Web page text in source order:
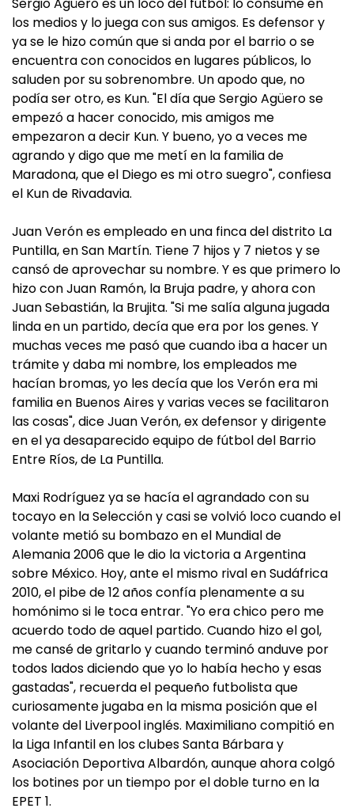
Sergio Agüero es un loco del fútbol: lo consume en
los medios y lo juega con sus amigos. Es defensor y
ya se le hizo común que si anda por el barrio o se
encuentra con conocidos en lugares públicos, lo
saluden por su sobrenombre. Un apodo que, no
podía ser otro, es Kun. "El día que Sergio Agüero se
empezó a hacer conocido, mis amigos me
empezaron a decir Kun. Y bueno, yo a veces me
agrando y digo que me metí en la familia de
Maradona, que el Diego es mi otro suegro", confiesa
el Kun de Rivadavia.
Juan Verón es empleado en una finca del distrito La
Puntilla, en San Martín. Tiene 7 hijos y 7 nietos y se
cansó de aprovechar su nombre. Y es que primero lo
hizo con Juan Ramón, la Bruja padre, y ahora con
Juan Sebastián, la Brujita. "Si me salía alguna jugada
linda en un partido, decía que era por los genes. Y
muchas veces me pasó que cuando iba a hacer un
trámite y daba mi nombre, los empleados me
hacían bromas, yo les decía que los Verón era mi
familia en Buenos Aires y varias veces se facilitaron
las cosas", dice Juan Verón, ex defensor y dirigente
en el ya desaparecido equipo de fútbol del Barrio
Entre Ríos, de La Puntilla.
Maxi Rodríguez ya se hacía el agrandado con su
tocayo en la Selección y casi se volvió loco cuando el
volante metió su bombazo en el Mundial de
Alemania 2006 que le dio la victoria a Argentina
sobre México. Hoy, ante el mismo rival en Sudáfrica
2010, el pibe de 12 años confía plenamente a su
homónimo si le toca entrar. "Yo era chico pero me
acuerdo todo de aquel partido. Cuando hizo el gol,
me cansé de gritarlo y cuando terminó anduve por
todos lados diciendo que yo lo había hecho y esas
gastadas", recuerda el pequeño futbolista que
curiosamente jugaba en la misma posición que el
volante del Liverpool inglés. Maximiliano compitió en
la Liga Infantil en los clubes Santa Bárbara y
Asociación Deportiva Albardón, aunque ahora colgó
los botines por un tiempo por el doble turno en la
EPET 1.